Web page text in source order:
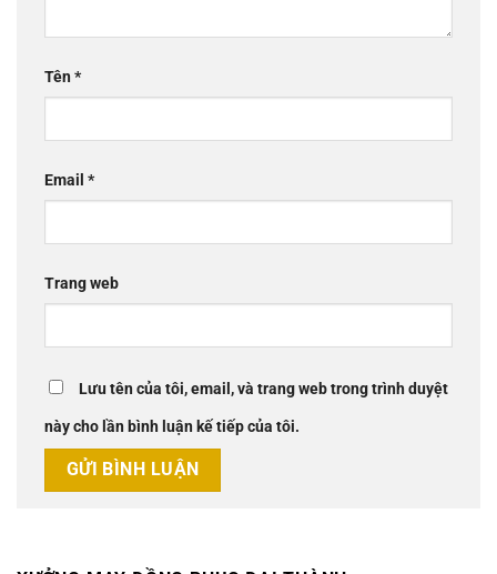
Tên*
Email *
Trang web
Lưu tên của tôi, email, và trang web trong trình duyệt
này cho lần bình luận kế tiếp của tôi.